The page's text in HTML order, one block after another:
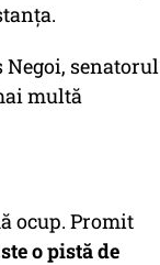
Negoi, senatorul
multă
ocup. Promit
o pistă de